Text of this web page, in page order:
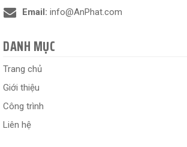
Email: info@AnPhat.com
DANH MỤC
Trang chủ
Giới thiệu
Công trình
Liên hệ